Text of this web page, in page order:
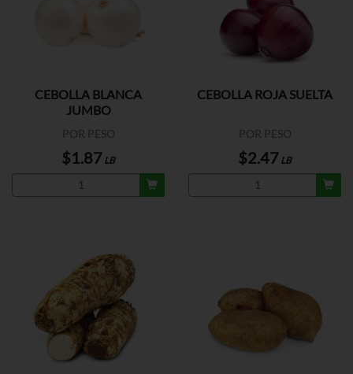
CEBOLLA BLANCA
JUMBO
POR PESO
$1.87 LB
CEBOLLA ROJA SUELTA
POR PESO
$2.47 LB